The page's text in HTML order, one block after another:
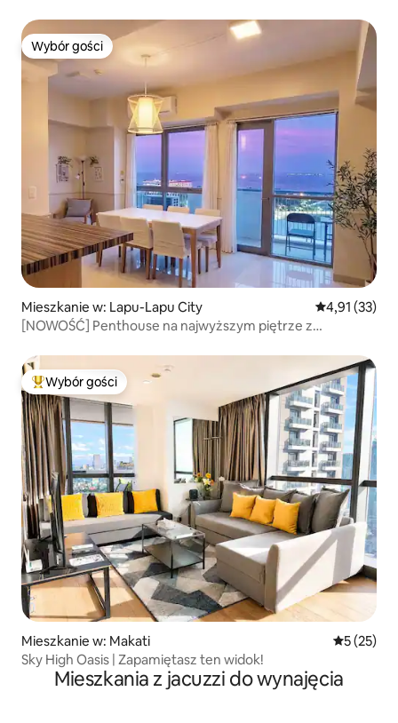
Wybór gości
Wybór gości
Mieszkanie w: Lapu-Lapu City Średnia
4,91 (33)
[NOWOŚĆ] Penthouse na najwyższym piętrze z
dziećmi / Basen / New Town Beach za darmo
Najpopularniejsze z kategorii Wybór gości
Wybór gości
Mieszkanie w: Makati Średnia
5 (25)
Sky High Oasis | Zapamiętasz ten widok!
Mieszkania z jacuzzi do wynajęcia